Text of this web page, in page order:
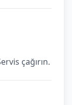
çağırın.